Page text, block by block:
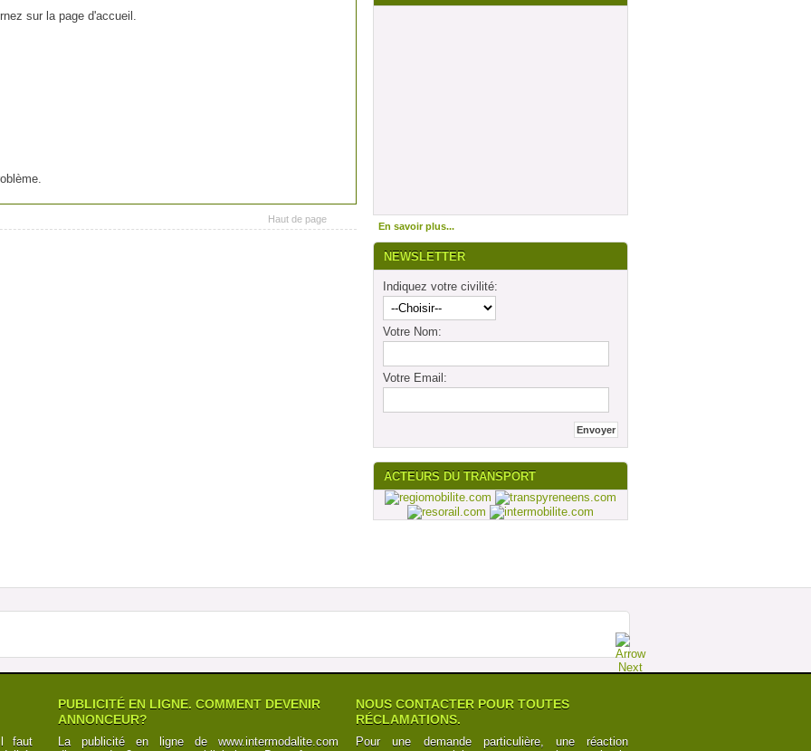
sur la page d'accueil.
Haut de page
En savoir plus...
NEWSLETTER
Indiquez votre civilité:
Votre Nom:
Votre Email:
ACTEURS DU TRANSPORT
faut
PUBLICITÉ EN LIGNE. COMMENT DEVENIR
ANNONCEUR?
La publicité en ligne de www.intermodalite.com
NOUS CONTACTER POUR TOUTES
RÉCLAMATIONS.
Pour une demande particulière, une réaction